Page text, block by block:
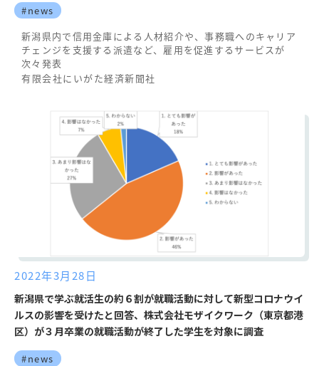
#news
新潟県内で信用金庫による人材紹介や、事務職へのキャリア
チェンジを支援する派遣など、雇用を促進するサービスが
次々発表
有限会社にいがた経済新聞社
2022年3月28日
新潟県で学ぶ就活生の約６割が就職活動に対して新型コロナウイ
ルスの影響を受けたと回答、株式会社モザイクワーク（東京都港
区）が３月卒業の就職活動が終了した学生を対象に調査
#news